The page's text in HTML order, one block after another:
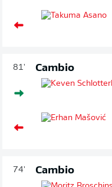
81' Cambio
74' Cambio